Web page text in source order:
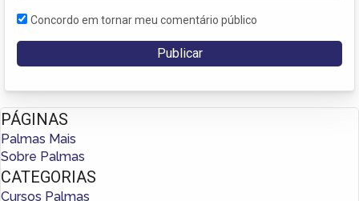
Concordo em tornar meu comentário público
PÁGINAS
Palmas Mais
Sobre Palmas
CATEGORIAS
Cursos Palmas